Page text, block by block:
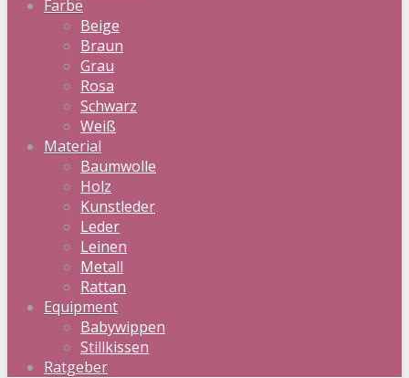
Farbe
Beige
Braun
Grau
Rosa
Schwarz
Weiß
Material
Baumwolle
Holz
Kunstleder
Leder
Leinen
Metall
Rattan
Equipment
Babywippen
Stillkissen
Ratgeber